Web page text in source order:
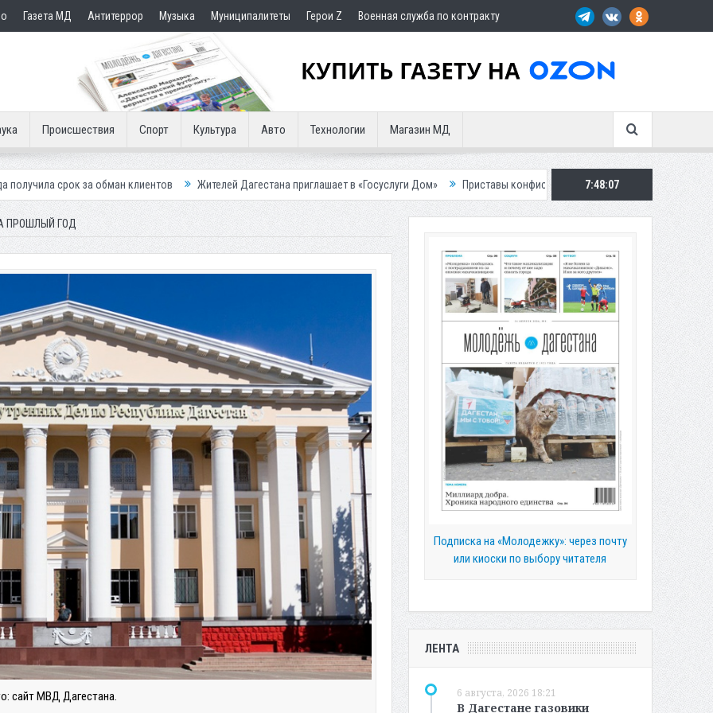
Газета МД Антитеррор Музыка Муниципалитеты Герои Z Военная служба по контракту
Происшествия Спорт Культура Авто Технологии Магазин МД
обман клиентов Жителей Дагестана приглашает в «Госуслуги Дом» Приставы конфисковали двух бурых медведей у жителя Дагестана
7:48:09
ПРОШЛЫЙ ГОД
сайт МВД Дагестана.
Подписка на «Молодежку»: через почту
или киоски по выбору читателя
ЛЕНТА
6 августа, 2026 18:21
В Дагестане газовики